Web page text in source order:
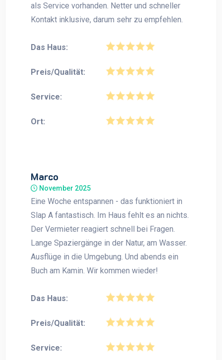
als Service vorhanden. Netter und schneller
Kontakt inklusive, darum sehr zu empfehlen.
Das Haus:
Preis/Qualität:
Service:
Ort:
Marco
November 2025
Eine Woche entspannen - das funktioniert in
Slap A fantastisch. Im Haus fehlt es an nichts.
Der Vermieter reagiert schnell bei Fragen.
Lange Spaziergänge in der Natur, am Wasser.
Ausflüge in die Umgebung. Und abends ein
Buch am Kamin. Wir kommen wieder!
Das Haus:
Preis/Qualität:
Service: